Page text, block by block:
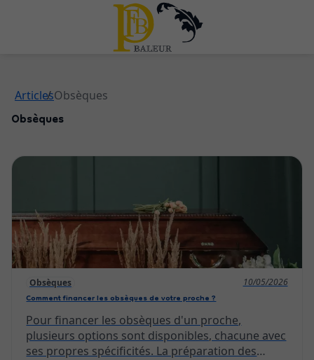
ArticlesObsèques
Obsèques
Obsèques 10/05/2026
Comment financer les obsèques de votre proche ?
Pour financer les obsèques d'un proche,
plusieurs options sont disponibles, chacune avec
ses propres spécificités. La préparation des